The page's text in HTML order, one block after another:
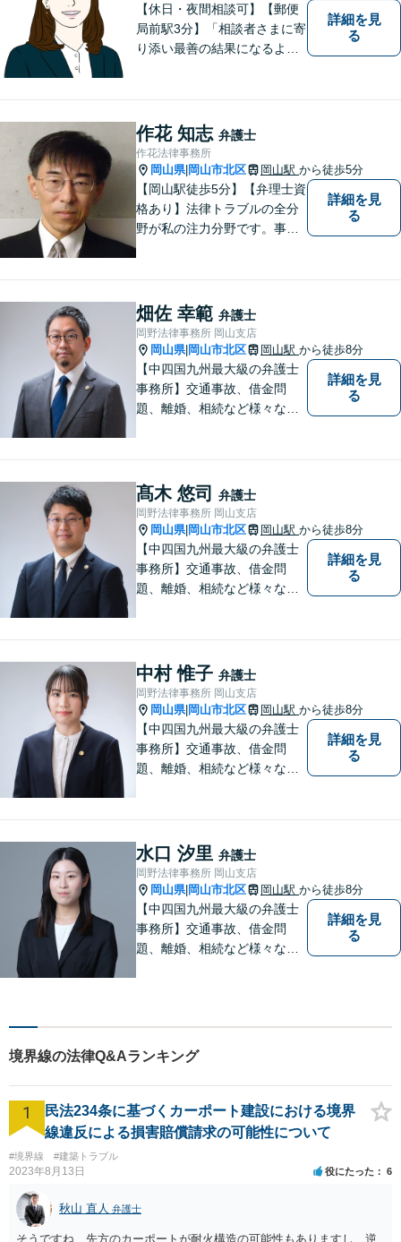
【休日・夜間相談可】【郵便
局前駅3分】「相談者さまに寄
り添い最善の結果になるよう
よる不当な取り調べや身体拘
束から、依頼者さまの利益を
守ります【完全個室相談】
詳細を見
る
作花 知志 弁護士
作花法律事務所
岡山県| 岡山市北区 岡山駅 から徒歩5分
【岡山駅徒歩5分】【弁理士資
格あり】法律トラブルの全分
野が私の注力分野です。事務
ラス対応】【後払い対応】
【日弁連国際人権問題委員会
所属】お困りの方は、お気軽
にご相談下さい。
詳細を見
る
畑佐 幸範 弁護士
岡野法律事務所 岡山支店
岡山県| 岡山市北区 岡山駅 から徒歩8分
【中四国九州最大級の弁護士
事務所】交通事故、借金問
題、離婚、相続など様々な問
い！
詳細を見
る
髙木 悠司 弁護士
岡野法律事務所 岡山支店
岡山県| 岡山市北区 岡山駅 から徒歩8分
【中四国九州最大級の弁護士
事務所】交通事故、借金問
題、離婚、相続など様々な問
い！
詳細を見
る
中村 惟子 弁護士
岡野法律事務所 岡山支店
岡山県| 岡山市北区 岡山駅 から徒歩8分
【中四国九州最大級の弁護士
事務所】交通事故、借金問
題、離婚、相続など様々な問
い！
詳細を見
る
水口 汐里 弁護士
岡野法律事務所 岡山支店
岡山県| 岡山市北区 岡山駅 から徒歩8分
【中四国九州最大級の弁護士
事務所】交通事故、借金問
題、離婚、相続など様々な問
い！
詳細を見
る
境界線の法律Q&Aランキング
1
民法234条に基づくカーポート建設における境界
線違反による損害賠償請求の可能性について
#境界線 #建築トラブル
2023年8月13日 役にたった 6
秋山 直人 弁護士
そうですね、先方のカーポートが耐火構造の可能性もありますし、逆